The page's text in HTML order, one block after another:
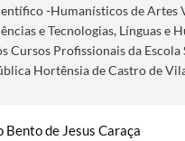
-Humanísticos de Artes
e Tecnologias, Línguas e
Cursos Profissionais da Escola
Hortênsia de Castro de
Bento de Jesus Caraça